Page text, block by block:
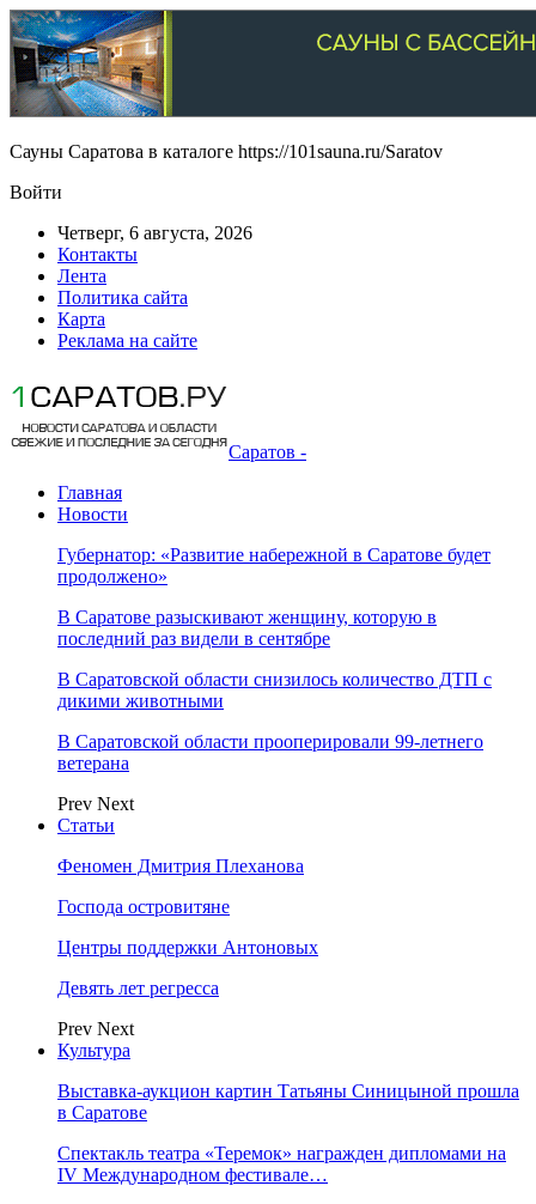
Сауны Саратова в каталоге https://101sauna.ru/Saratov
Войти
Четверг, 6 августа, 2026
Контакты
Лента
Политика сайта
Карта
Реклама на сайте
Саратов -
Главная
Новости
Губернатор: «Развитие набережной в Саратове будет
продолжено»
В Саратове разыскивают женщину, которую в
последний раз видели в сентябре
В Саратовской области снизилось количество ДТП с
дикими животными
В Саратовской области прооперировали 99-летнего
ветерана
Prev Next
Статьи
Феномен Дмитрия Плеханова
Господа островитяне
Центры поддержки Антоновых
Девять лет регресса
Prev Next
Культура
Выставка-аукцион картин Татьяны Синицыной прошла
в Саратове
Спектакль театра «Теремок» награжден дипломами на
IV Международном фестивале…